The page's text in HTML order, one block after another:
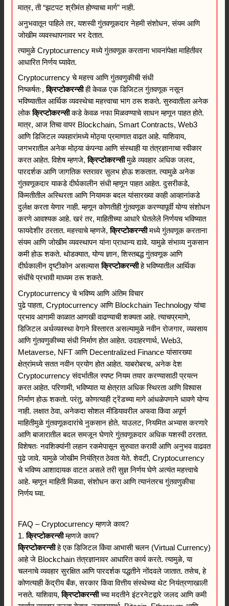
मात्र, ती “झटपट श्रीमंत होण्याचा मार्ग” नाही.
अनुभवातून पाहिले तर, यशस्वी गुंतवणूकदार नेहमी संशोधन, संयम आणि
जोखीम व्यवस्थापनावर भर देतात.
त्यामुळे Cryptocurrency मध्ये गुंतवणूक करताना भावनांपेक्षा माहितीवर
आधारित निर्णय घ्यावेत.
Cryptocurrency चे महत्त्व आणि गुंतवणुकीची संधी
निष्कर्षतः,क्रिप्टोकरन्सीही केवळ एक डिजिटल गुंतवणूक नसून
भविष्यातील आर्थिक व्यवस्थेचा महत्त्वाचा भाग ठरू शकते. सुरुवातीला अनेक
लोकक्रिप्टोकरन्सीकडे केवळ नफा मिळवण्याचे साधन म्हणून पाहत होते.
मात्र, आज तिचा वापर Blockchain, Smart Contracts, Web3
आणि डिजिटल व्यवहारांमध्ये मोठ्या प्रमाणात वाढत आहे. याशिवाय,
जगभरातील अनेक मोठ्या कंपन्या आणि संस्थाही या तंत्रज्ञानाचा स्वीकार
करत आहेत. विशेष म्हणजे,क्रिप्टोकरन्सीमुळे व्यवहार अधिक जलद,
पारदर्शक आणि जागतिक स्तरावर सुलभ होऊ शकतात. त्यामुळे अनेक
गुंतवणूकदार याकडे दीर्घकालीन संधी म्हणून पाहत आहेत. दुसरीकडे,
किंमतीतील अस्थिरता आणि नियामक बदल यांसारख्या काही आव्हानांकडे
दुर्लक्ष करता येणार नाही. म्हणून कोणतीही गुंतवणूक करण्यापूर्वी योग्य संशोधन
करणे आवश्यक आहे. खरं तर, माहितीच्या आधारे घेतलेले निर्णयच भविष्यात
फायदेशीर ठरतात. महत्त्वाचे म्हणजे,क्रिप्टोकरन्सीमध्ये गुंतवणूक करताना
संयम आणि जोखीम व्यवस्थापन यांना प्राधान्य द्यावे. यामुळे संभाव्य नुकसान
कमी होऊ शकते. थोडक्यात, योग्य ज्ञान, शिस्तबद्ध गुंतवणूक आणि
दीर्घकालीन दृष्टीकोन असल्यासक्रिप्टोकरन्सीहे भविष्यातील आर्थिक
संधींचे प्रभावी माध्यम ठरू शकते.
Cryptocurrency चे भविष्य आणि अंतिम विचार
पुढे पाहता, Cryptocurrency आणि Blockchain Technology यांचा
प्रभाव आगामी काळात आणखी वाढण्याची शक्यता आहे. त्याचप्रमाणे,
डिजिटल अर्थव्यवस्था वेगाने विस्तारत असल्यामुळे नवीन रोजगार, व्यवसाय
आणि गुंतवणुकीच्या संधी निर्माण होत आहेत. उदाहरणार्थ, Web3,
Metaverse, NFT आणि Decentralized Finance यांसारख्या
क्षेत्रांमध्ये सतत नवीन प्रयोग होत आहेत. याबरोबरच, अनेक देश
Cryptocurrency संदर्भातील स्पष्ट नियम तयार करण्यासाठी प्रयत्न
करत आहेत. परिणामी, भविष्यात या क्षेत्रात अधिक स्थिरता आणि विश्वास
निर्माण होऊ शकतो. परंतु, कोणत्याही ट्रेंडच्या मागे आंधळेपणाने धावणे योग्य
नाही. लक्षात ठेवा, अनेकदा सोशल मीडियावरील अफवा किंवा अपूर्ण
माहितीमुळे गुंतवणूकदारांचे नुकसान होते. याउलट, नियमित अभ्यास करणारे
आणि बाजारातील बदल समजून घेणारे गुंतवणूकदार अधिक यशस्वी ठरतात.
विशेषतः नवशिक्यांनी लहान रकमेपासून सुरुवात करावी आणि अनुभव वाढवत
पुढे जावे. यामुळे जोखीम नियंत्रित ठेवता येते. शेवटी, Cryptocurrency
चे भविष्य आशादायक वाटत असले तरी सुज्ञ निर्णय घेणे अत्यंत महत्त्वाचे
आहे. म्हणून माहिती मिळवा, संशोधन करा आणि त्यानंतरच गुंतवणुकीचा
निर्णय घ्या.
FAQ – Cryptocurrency म्हणजे काय?
1.क्रिप्टोकरन्सीम्हणजे काय?
क्रिप्टोकरन्सीहे एक डिजिटल किंवा आभासी चलन (Virtual Currency)
आहे जे Blockchain तंत्रज्ञानावर आधारित कार्य करते. त्यामुळे, या
चलनाचे व्यवहार सुरक्षित आणि पारदर्शक पद्धतीने नोंदवले जातात. तसेच, हे
कोणत्याही केंद्रीय बँक, सरकार किंवा वित्तीय संस्थेच्या थेट नियंत्रणाखाली
नसते. याशिवाय,क्रिप्टोकरन्सीच्या मदतीने इंटरनेटद्वारे जलद आणि कमी